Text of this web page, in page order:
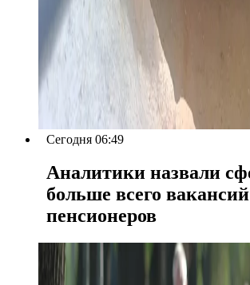
Сегодня 06:49
Аналитики назвали
больше всего
пенсионеров